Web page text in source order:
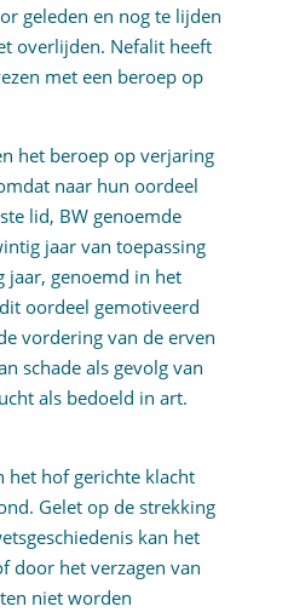
geleden en nog te lijden
overlijden. Nefalit heeft
met een beroep op
het beroep op verjaring
naar hun oordeel
lid, BW genoemde
jaar van toepassing
jaar, genoemd in het
oordeel gemotiveerd
vordering van de erven
schade als gevolg van
als bedoeld in art.
het hof gerichte klacht
Gelet op de strekking
kan het
door het verzagen van
niet worden